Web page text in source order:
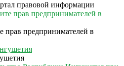
правовой информации
предпринимателей в